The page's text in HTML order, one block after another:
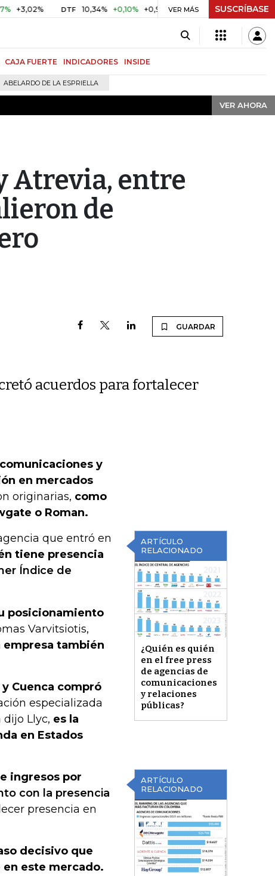
DTF 10,34% +0,10% +0,98% UVR $ 416,91 +$ 0,05 +0,01%
VER MÁS SUSCRÍBASE
CAJA FUERTE INDICADORES INSIDE
ABELARDO DE LA ESPRIELLA
VER AHORA
VER AHORA
Atrevia, entre
de
GUARDAR
acuerdos para fortalecer
y
en mercados
originarias, como
o Roman.
ARTÍCULO
RELACIONADO
¿Quién es quién
en el free press
de agencias de
comunicaciones
y relaciones
públicas?
que entró en
tiene presencia
Índice de
posicionamiento
Varvitsiotis,
empresa también
Cuenca compró
especializada
dijo Llyc, es la
en Estados
ARTÍCULO
RELACIONADO
ingresos por
con la presencia
presencia en
decisivo que
este mercado.